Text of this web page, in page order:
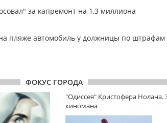
за капремонт на 1,3 миллиона
пляже автомобиль у должницы по штрафам
ФОКУС ГОРОДА
"Одиссея" Кристофера Нолана.
киномана